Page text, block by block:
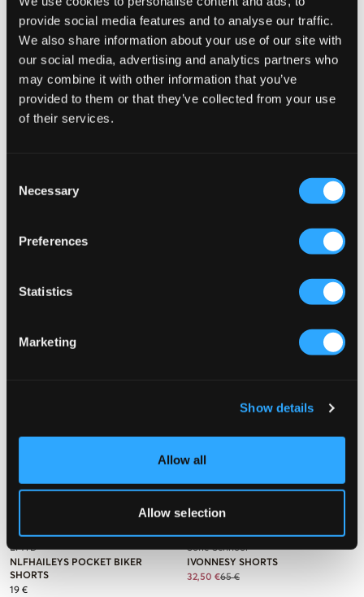
provide social media features and to analyse our traffic.
We also share information about your use of our site with
our social media, advertising and analytics partners who
may combine it with other information that you’ve
provided to them or that they’ve collected from your use
of their services.
Selection
Necessary
Preferences
Statistics
Marketing
Show details
Allow all
Allow selection
VMTESS SHORT DNM SHORTS MIX
14+ FOLDED WAIST SHORTS
LMTD
NLFHAILEYS POCKET BIKER
SHORTS
19 €
Sofie Schnoor
IVONNESY SHORTS
32,50 €65 €